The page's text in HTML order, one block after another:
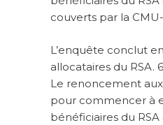
couverts par la
L’enquête conclut
allocataires du RSA.
Le renoncement
pour commencer à
bénéficiaires du